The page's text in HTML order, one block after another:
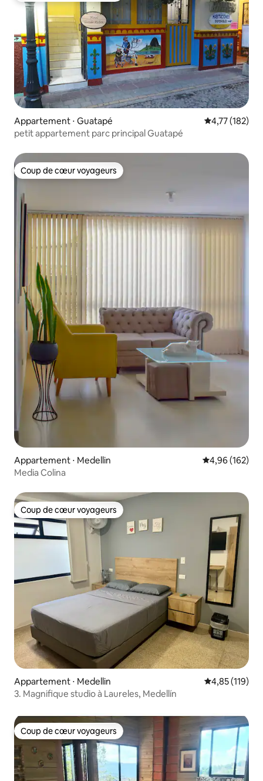
Appartement ⋅ Guatapé Évaluation
4,77 (182)
petit appartement parc principal Guatapé
Coup de cœur voyageurs
Coup de cœur voyageurs
Appartement ⋅ Medellin Évaluation
4,96 (162)
Media Colina
Coup de cœur voyageurs
Coup de cœur voyageurs
Appartement ⋅ Medellin Évaluation
4,85 (119)
3. Magnifique studio à Laureles, Medellín
Coup de cœur voyageurs
Coup de cœur voyageurs